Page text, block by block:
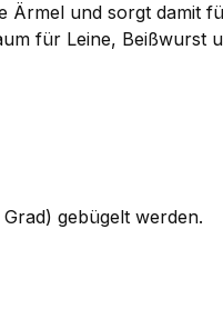
und sorgt damit
für Leine, Beißwurst
gebügelt werden.